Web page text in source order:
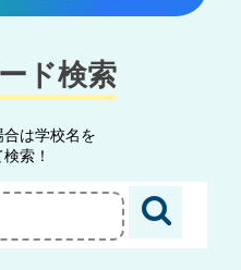
ド検索
合は学校名を
索！